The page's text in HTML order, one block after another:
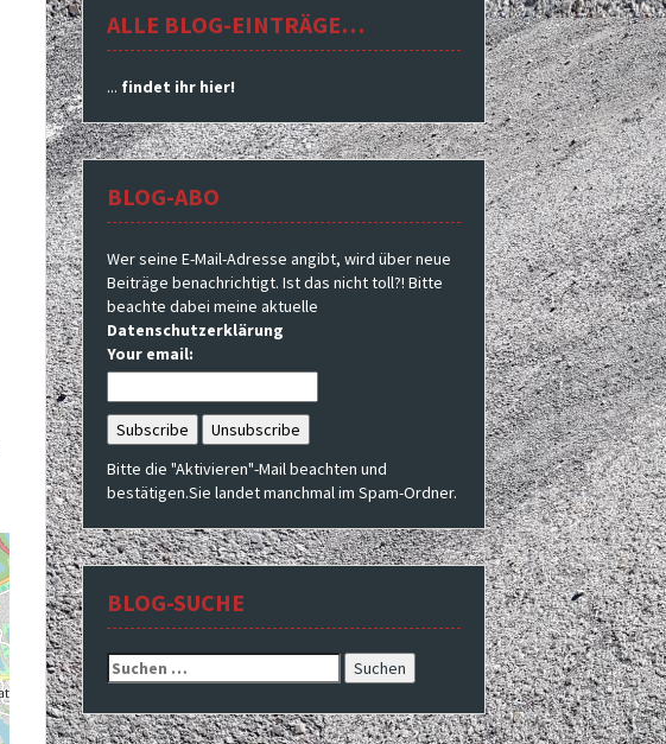
ALLE BLOG-EINTRÄGE…
... findet ihr hier!
BLOG-ABO
Wer seine E-Mail-Adresse angibt, wird über neue
Beiträge benachrichtigt. Ist das nicht toll?! Bitte
beachte dabei meine aktuelle
Datenschutzerklärung
Your email:
Bitte die "Aktivieren"-Mail beachten und
bestätigen.Sie landet manchmal im Spam-Ordner.
BLOG-SUCHE
Suchen
nach: